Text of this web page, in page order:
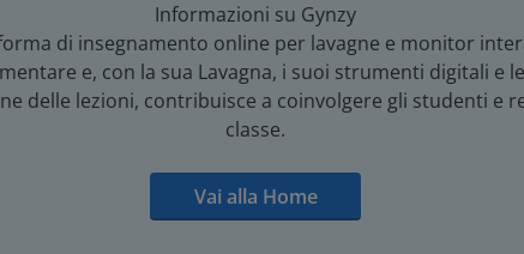
Informazioni su Gynzy
di insegnamento online per lavagne e monitor
e, con la sua Lavagna, i suoi strumenti digitali e
delle lezioni, contribuisce a coinvolgere gli studenti e
classe.
Vai alla Home